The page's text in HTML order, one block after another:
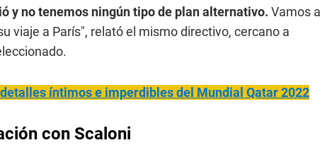
y no tenemos ningún tipo de plan alternativo. Vamos a
viaje a París", relató el mismo directivo, cercano a
íntimos e imperdibles del Mundial Qatar 2022
con Scaloni